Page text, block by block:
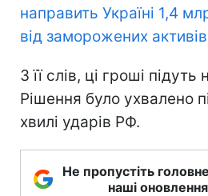
направить Україні 1,4
від заморожених активів
З її слів, ці гроші
Рішення було ухвалено
хвилі ударів РФ.
Не пропустіть
наші